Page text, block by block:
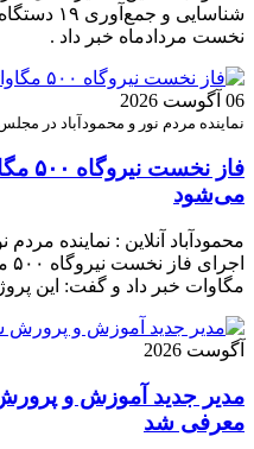
شناسایی
نخست مردادماه خبر داد .
06 آگوست 2026
نماینده مردم نور و محمودآباد در
فاز
می‌شود
محمودآباد آنلاین : نماینده
مگاوات خبر داد و گفت: این
آگوست 2026
مدیر جدید آموزش و
معرفی شد